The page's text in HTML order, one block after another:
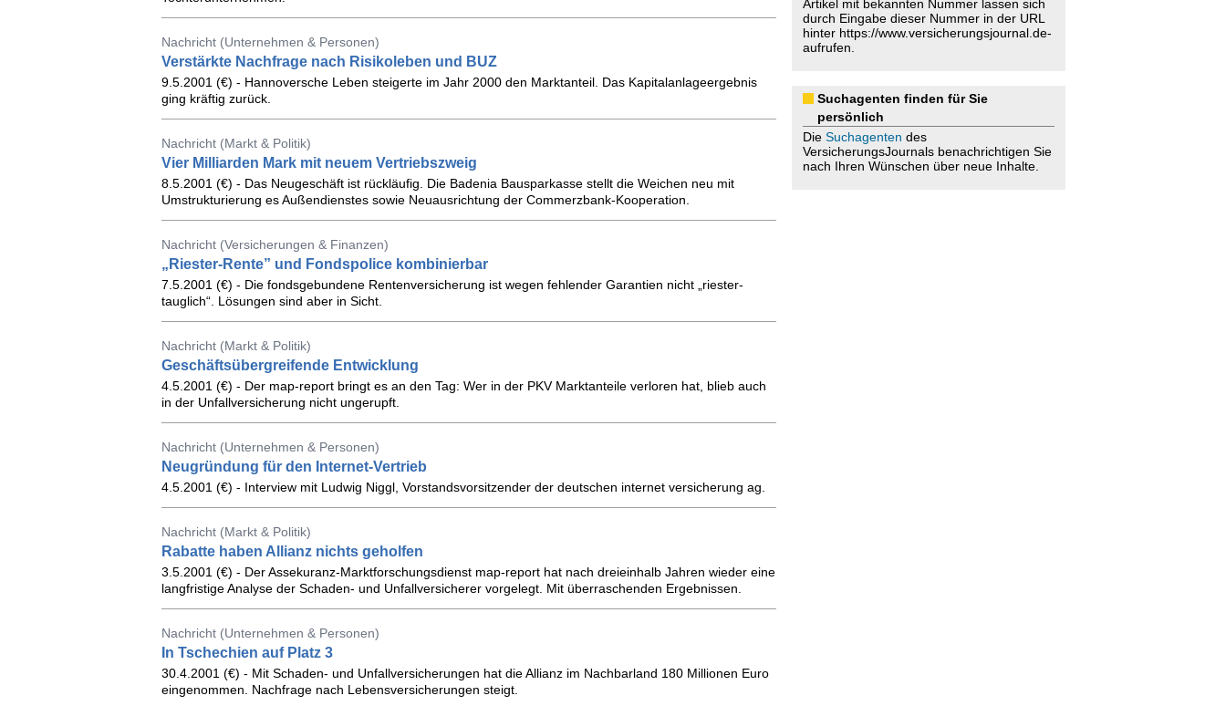
Nachricht (Unternehmen & Personen)
Verstärkte Nachfrage nach Risikoleben und BUZ
9.5.2001 (€) - Hannoversche Leben steigerte im Jahr 2000 den Marktanteil. Das Kapitalanlageergebnis
ging kräftig zurück.
Nachricht (Markt & Politik)
Vier Milliarden Mark mit neuem Vertriebszweig
8.5.2001 (€) - Das Neugeschäft ist rückläufig. Die Badenia Bausparkasse stellt die Weichen neu mit
Umstrukturierung es Außendienstes sowie Neuausrichtung der Commerzbank-Kooperation.
Nachricht (Versicherungen & Finanzen)
„Riester-Rente” und Fondspolice kombinierbar
7.5.2001 (€) - Die fondsgebundene Rentenversicherung ist wegen fehlender Garantien nicht „riester-
tauglich“. Lösungen sind aber in Sicht.
Nachricht (Markt & Politik)
Geschäftsübergreifende Entwicklung
4.5.2001 (€) - Der map-report bringt es an den Tag: Wer in der PKV Marktanteile verloren hat, blieb auch
in der Unfallversicherung nicht ungerupft.
Nachricht (Unternehmen & Personen)
Neugründung für den Internet-Vertrieb
4.5.2001 (€) - Interview mit Ludwig Niggl, Vorstandsvorsitzender der deutschen internet versicherung ag.
Nachricht (Markt & Politik)
Rabatte haben Allianz nichts geholfen
3.5.2001 (€) - Der Assekuranz-Marktforschungsdienst map-report hat nach dreieinhalb Jahren wieder eine
langfristige Analyse der Schaden- und Unfallversicherer vorgelegt. Mit überraschenden Ergebnissen.
Nachricht (Unternehmen & Personen)
In Tschechien auf Platz 3
30.4.2001 (€) - Mit Schaden- und Unfallversicherungen hat die Allianz im Nachbarland 180 Millionen Euro
eingenommen. Nachfrage nach Lebensversicherungen steigt.
Artikel mit bekannten Nummer lassen sich
durch Eingabe dieser Nummer in der URL
hinter https://www.versicherungsjournal.de-
aufrufen.
Suchagenten finden für Sie
persönlich
Die Suchagenten des
VersicherungsJournals benachrichtigen Sie
nach Ihren Wünschen über neue Inhalte.